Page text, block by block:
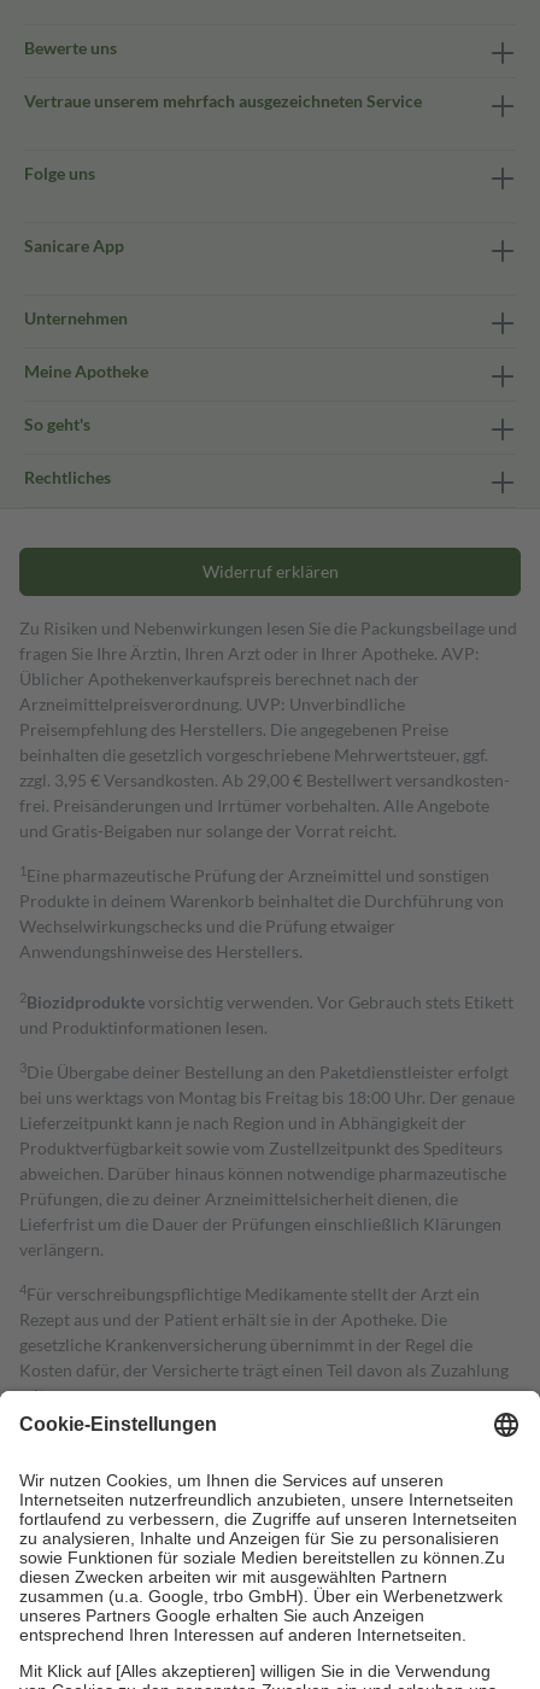
Bewerte uns
Vertraue unserem mehrfach ausgezeichneten Service
Folge uns
Sanicare App
Unternehmen
Meine Apotheke
So geht's
Rechtliches
Widerruf erklären
Zu Risiken und Nebenwirkungen lesen Sie die Packungsbeilage und
fragen Sie Ihre Ärztin, Ihren Arzt oder in Ihrer Apotheke. AVP:
Üblicher Apothekenverkaufspreis berechnet nach der
Arzneimittelpreisverordnung. UVP: Unverbindliche
Preisempfehlung des Herstellers. Die angegebenen Preise
beinhalten die gesetzlich vorgeschriebene Mehrwertsteuer, ggf.
zzgl. 3,95 € Versandkosten. Ab 29,00 € Bestell­wert versand­kosten­
frei. Preisänderungen und Irrtümer vorbehalten. Alle Angebote
und Gratis-Beigaben nur solange der Vorrat reicht.
1 Eine pharmazeutische Prüfung der Arzneimittel und sonstigen
Produkte in deinem Warenkorb beinhaltet die Durchführung von
Wechselwirkungschecks und die Prüfung etwaiger
Anwendungshinweise des Herstellers.
2Biozidproduktevorsichtig verwenden. Vor Gebrauch stets Etikett
und Produktinformationen lesen.
3Die Übergabe deiner Bestellung an den Paketdienstleister erfolgt
bei uns werktags von Montag bis Freitag bis 18:00 Uhr. Der genaue
Lieferzeitpunkt kann je nach Region und in Abhängigkeit der
Produktverfügbarkeit sowie vom Zustellzeitpunkt des Spediteurs
abweichen. Darüber hinaus können notwendige pharmazeutische
Prüfungen, die zu deiner Arzneimittelsicherheit dienen, die
Lieferfrist um die Dauer der Prüfungen einschließlich Klärungen
verlängern.
4Für verschreibungspflichtige Medikamente stellt der Arzt ein
Rezept aus und der Patient erhält sie in der Apotheke. Die
gesetzliche Krankenversicherung übernimmt in der Regel die
Kosten dafür, der Versicherte trägt einen Teil davon als Zuzahlung
mit.
Grundsätzlich leisten Mitglieder Zuzahlungen in Höhe von zehn
höchstens zehn Euro.
Es sind jedoch nie mehr als die tatsächlichen
Kosten der Leistung zu entrichten.
Diese Regeln gelten grundsätzlich auch für Online-Apotheken.
Bei Heilmitteln und häuslicher Krankenpflege beträgt die
Zuzahlung zehn Prozent der Kosten sowie zehn Euro je
Verordnung.
Um das Engagement der Versicherten für ihre eigene Gesundheit zu
stärken und die besondere Stellung der Familie zu unterstützen,
fallenkeine Zuzahlungenan bei: